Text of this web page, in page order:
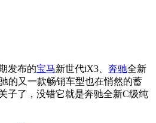
发布的宝马新世代iX3、 奔驰全新
驰的又一款畅销车型也在悄然的蓄
子了，没错它就是奔驰全新C级纯